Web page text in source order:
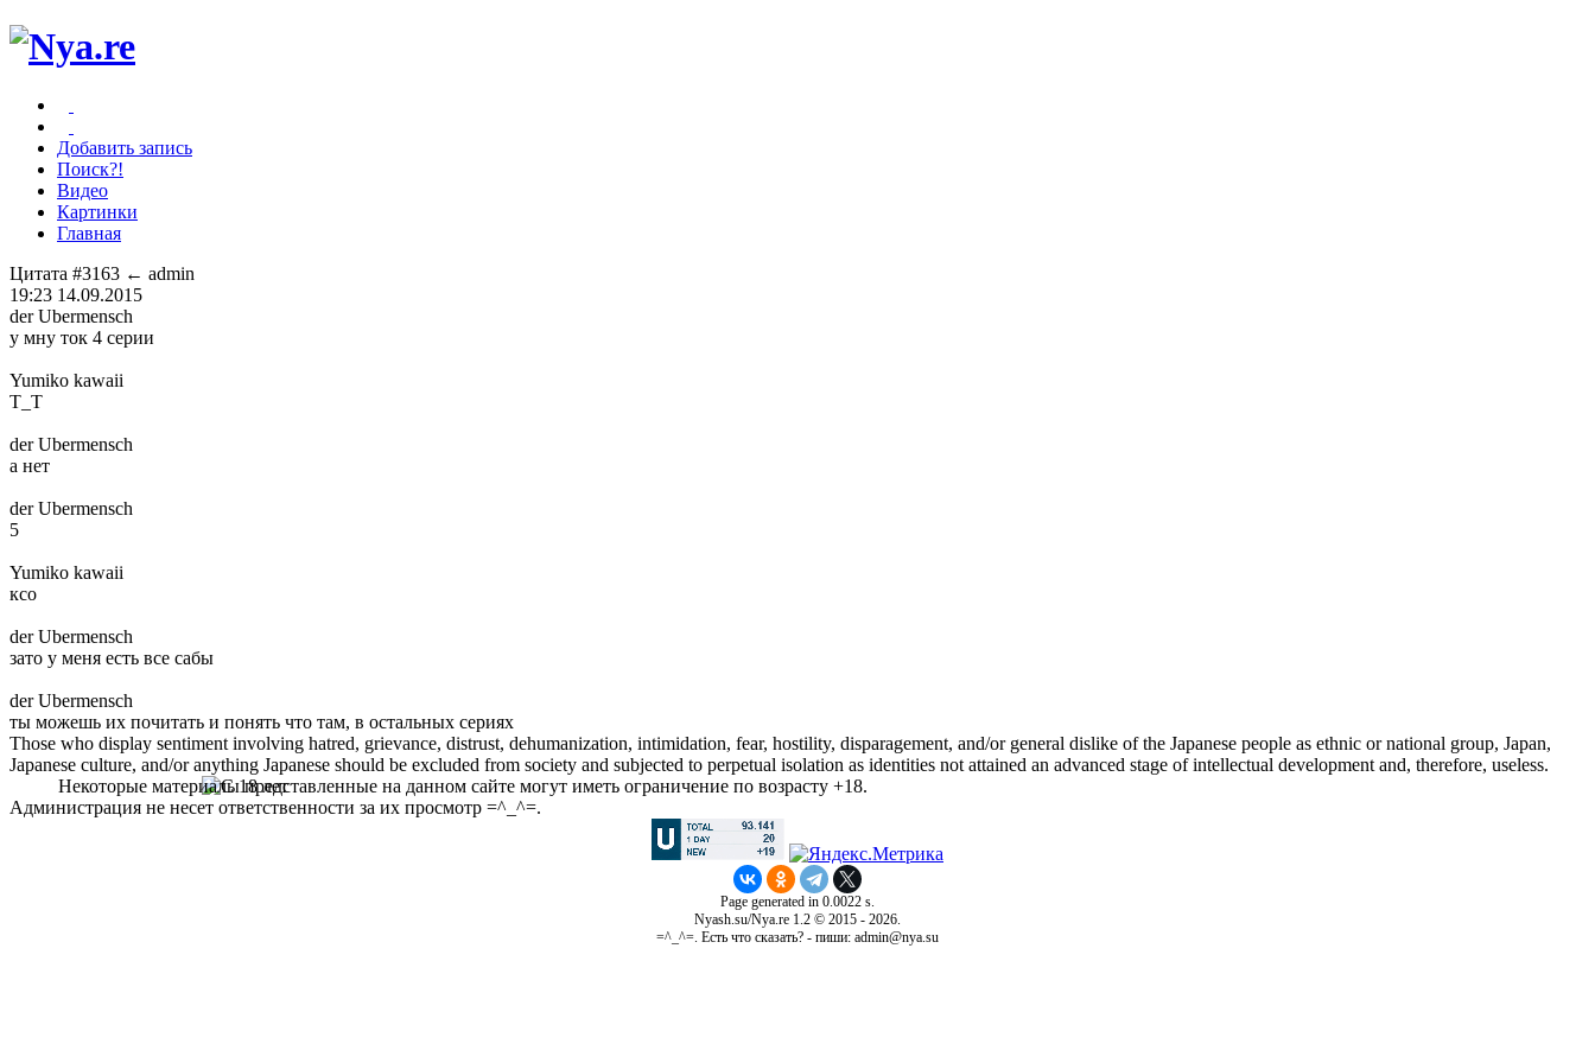
Добавить запись
Поиск?!
Видео
Картинки
Главная
Цитата #3163 ← admin
19:23 14.09.2015
der Ubermensch
у мну ток 4 серии
Yumiko kawaii
Т_Т
der Ubermensch
а нет
der Ubermensch
5
Yumiko kawaii
ксо
der Ubermensch
зато у меня есть все сабы
der Ubermensch
ты можешь их почитать и понять что там, в остальных сериях
Those who display sentiment involving hatred, grievance, distrust, dehumanization, intimidation, fear, hostility, disparagement, and/or general dislike of the Japanese people as ethnic or national group, Japan,
Japanese culture, and/or anything Japanese should be excluded from society and subjected to perpetual isolation as identities not attained an advanced stage of intellectual development and, therefore, useless.
Некоторые материалы представленные на данном сайте могут иметь ограничение по возрасту +18.
Администрация не несет ответственности за их просмотр =^_^=.
Page generated in 0.0022 s.
Nyash.su/Nya.re 1.2 © 2015 - 2026.
=^_^=. Есть что сказать? - пиши: admin@nya.su